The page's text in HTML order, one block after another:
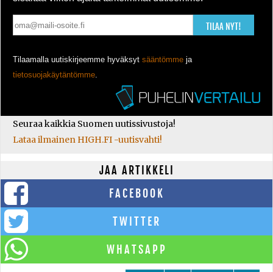
TILAA NYT!
Tilaamalla uutiskirjeemme hyväksyt sääntömme ja
tietosuojakäytäntömme.
Seuraa kaikkia Suomen uutissivustoja!
Lataa ilmainen HIGH.FI -uutisvahti!
JAA ARTIKKELI
FACEBOOK
TWITTER
WHATSAPP